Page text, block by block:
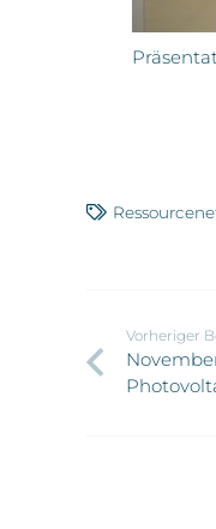
Vorheriger